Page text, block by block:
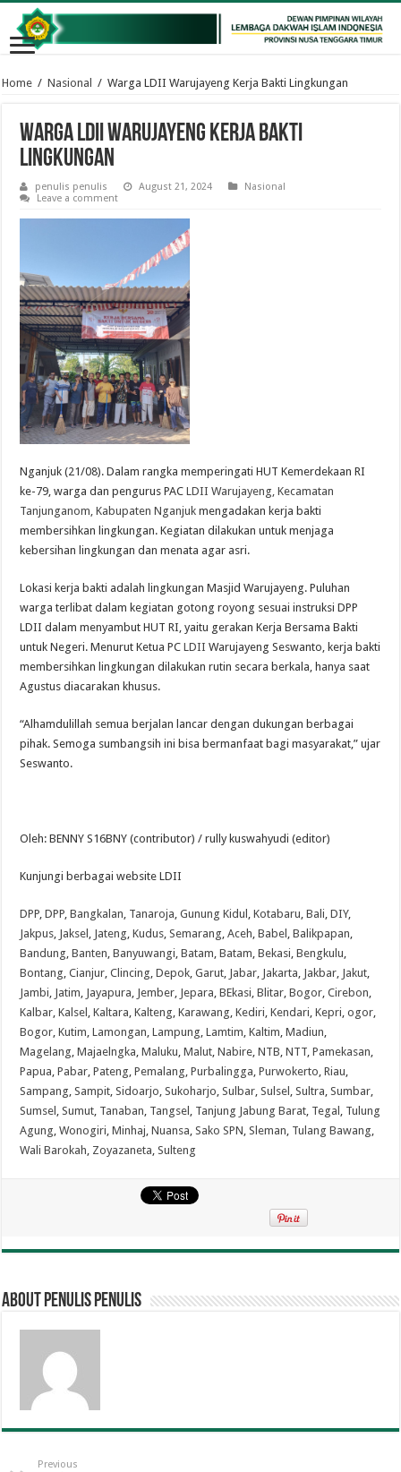
Home / Nasional / Warga LDII Warujayeng Kerja Bakti Lingkungan
Warga LDII Warujayeng Kerja Bakti
Lingkungan
penulis penulis August 21, 2024
Nasional
Leave a comment
Nganjuk (21/08). Dalam rangka memperingati HUT Kemerdekaan RI
ke-79, warga dan pengurus PACLDII Warujayeng, Kecamatan
Tanjunganom, Kabupaten Nganjuk mengadakan kerja bakti
membersihkan lingkungan. Kegiatan dilakukan untuk menjaga
kebersihan lingkungan dan menata agar asri.
Lokasi kerja bakti adalah lingkungan Masjid Warujayeng. Puluhan
warga terlibat dalam kegiatan gotong royong sesuai instruksi DPP
LDII dalam menyambut HUT RI, yaitu gerakan Kerja Bersama Bakti
untuk Negeri. Menurut Ketua PCLDII Warujayeng Seswanto, kerja bakti
membersihkan lingkungan dilakukan rutin secara berkala, hanya saat
Agustus diacarakan khusus.
“Alhamdulillah semua berjalan lancar dengan dukungan berbagai
pihak. Semoga sumbangsih ini bisa bermanfaat bagi masyarakat,” ujar
Seswanto.
Oleh: BENNY S16BNY (contributor) / rully kuswahyudi (editor)
Kunjungi berbagai website LDII
DPP,DPP,Bangkalan, Tanaroja,Gunung Kidul ,Kotabaru,Bali,DIY,
Jakpus, Jaksel , Jateng,Kudus,Semarang,Aceh,Babel ,Balikpapan,
Bandung,Banten,Banyuwangi,Batam,Batam,Bekasi,Bengkulu,
Bontang,Cianjur,Clincing,Depok,Garut, Jabar, Jakarta, Jakbar, Jakut,
Jambi, Jatim, Jayapura, Jember, Jepara,BEkasi,Blitar,Bogor,Cirebon,
Kalbar,Kalsel ,Kaltara,Kalteng,Karawang,Kediri,Kendari,Kepri,ogor,
Bogor,Kutim,Lamongan,Lampung,Lamtim,Kaltim,Madiun,
Magelang,Majaelngka,Maluku,Malut,Nabire,NTB,NTT,Pamekasan,
Papua,Pabar,Pateng,Pemalang,Purbalingga,Purwokerto,Riau,
Sampang,Sampit,Sidoarjo,Sukoharjo,Sulbar,Sulsel ,Sultra,Sumbar,
Sumsel ,Sumut, Tanaban, Tangsel , Tanjung Jabung Barat, Tegal , Tulung
Agung,Wonogiri,Minhaj,Nuansa,Sako SPN,Sleman, Tulang Bawang,
Wali Barokah, Zoyazaneta,Sulteng
About penulis penulis
Previous